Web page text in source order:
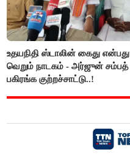
உதயநிதி ஸ்டாலின் கைது என்பது
வெறும் நாடகம் - அர்ஜுன் சம்பத்
பகிரங்க குற்றச்சாட்டு..!